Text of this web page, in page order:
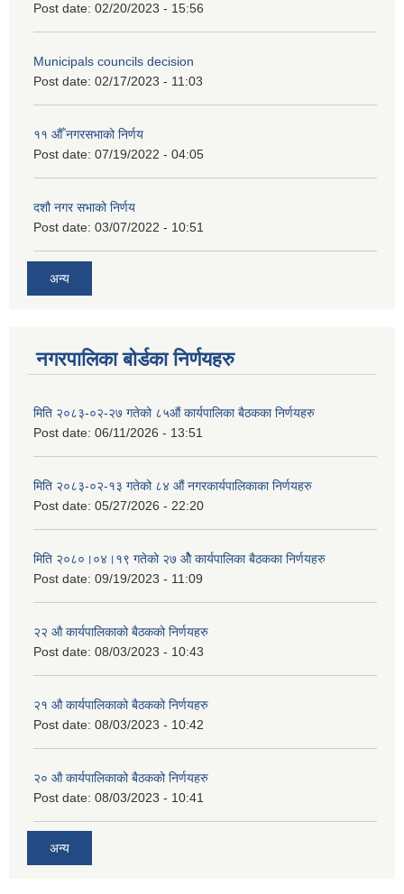
Post date: 02/20/2023 - 15:56
Municipals councils decision
Post date: 02/17/2023 - 11:03
११ ‌औँ नगरसभाको निर्णय
Post date: 07/19/2022 - 04:05
दशौ नगर सभाको निर्णय
Post date: 03/07/2022 - 10:51
अन्य
नगरपालिका बोर्डका निर्णयहरु
मिति २०८३-०२-२७ गतेको ८५औं कार्यपालिका बैठकका निर्णयहरु
Post date: 06/11/2026 - 13:51
मिति २०८३-०२-१३ गतेको ८४ औं नगरकार्यपालिकाका निर्णयहरु
Post date: 05/27/2026 - 22:20
मिति २०८०।०४।१९ गतेको २७ ‌‍‌ओेै कार्यपालिका बैठकका निर्णयहरु
Post date: 09/19/2023 - 11:09
२‍२ औ कार्यपालिकाको बैठकको निर्णयहरु
Post date: 08/03/2023 - 10:43
२‍१ औ कार्यपालिकाको बैठकको निर्णयहरु
Post date: 08/03/2023 - 10:42
२‍० औ कार्यपालिकाको बैठकको निर्णयहरु
Post date: 08/03/2023 - 10:41
अन्य